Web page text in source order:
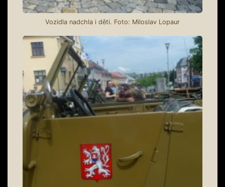
Vozidla nadchla i děti. Foto: Miloslav Lopaur